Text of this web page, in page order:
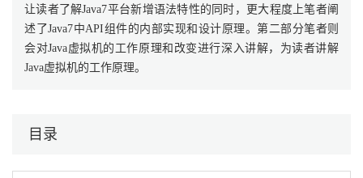
让读者了解Java7平台新增语法特性的同时，更大程度上笔者阐
述了Java7中API组件的内部实现和设计原理。第二部分笔者则
会对Java虚拟机的工作原理和改变进行深入讲解，为读者讲解
Java虚拟机的工作原理。
目录